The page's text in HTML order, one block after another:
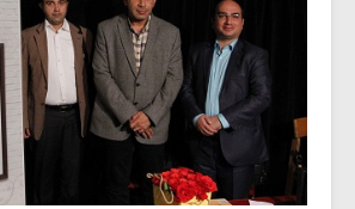
میکلوش روژا